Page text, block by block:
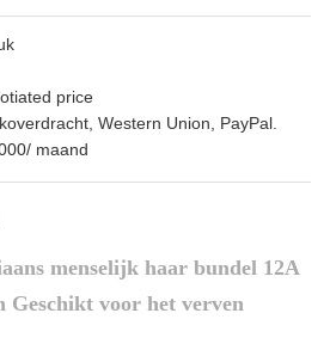
price
Western Union, PayPal.
maand
menselijk haar bundel 12A
Geschikt voor het verven